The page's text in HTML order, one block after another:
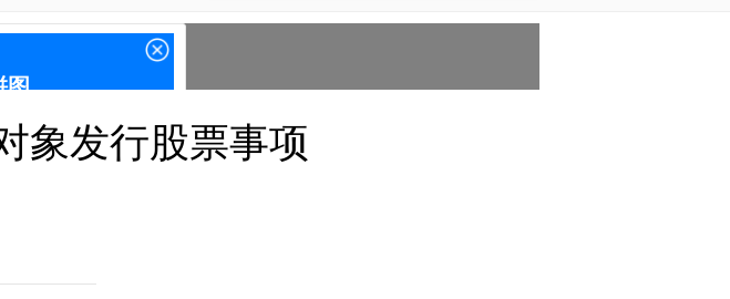
象发行股票事项